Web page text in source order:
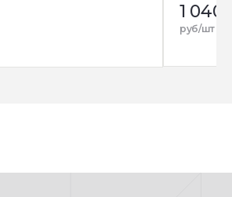
1 040
руб/шт